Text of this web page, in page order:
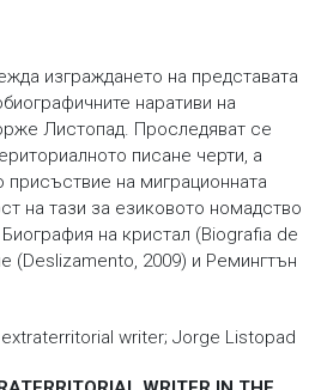
изграждането на представата
наративи на
Листопад. Проследяват се
писане черти, а
на миграционната
на тази за езиковото номадство
на кристал (Biografia de
(Deslizamento, 2009) и Ремингтън
writer; Jorge Listopad